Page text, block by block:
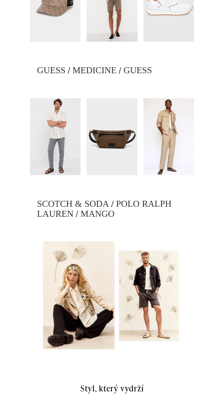
GUESS / MEDICINE / GUESS
SCOTCH & SODA / POLO RALPH
LAUREN / MANGO
Styl, který vydrží